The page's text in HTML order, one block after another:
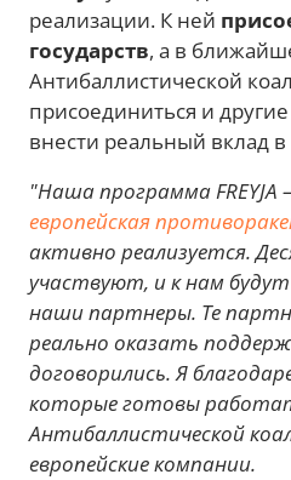
реализации. К ней
государств, а в
Антибаллистической
присоединиться и
внести реальный вклад
"Наша программа FREYJA
европейская
активно реализуется.
участвуют, и к нам
наши партнеры. Те
реально оказать
договорились. Я
которые готовы
Антибаллистической
европейские компании.